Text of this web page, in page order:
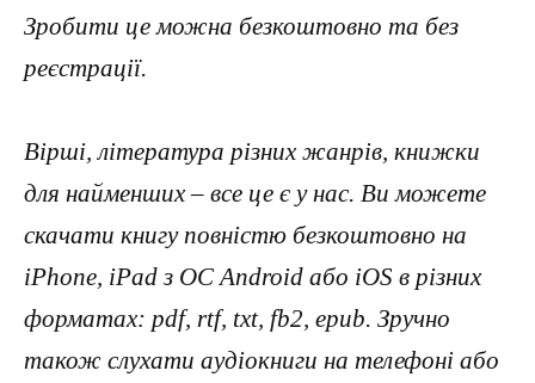
Зробити це можна безкоштовно та без
реєстрації.
Вірші, література різних жанрів, книжки
для найменших – все це є у нас. Ви можете
скачати книгу повністю безкоштовно на
iPhone, iPad з ОС Android або iOS в різних
форматах: pdf, rtf, txt, fb2, epub. Зручно
також слухати аудіокниги на телефоні або